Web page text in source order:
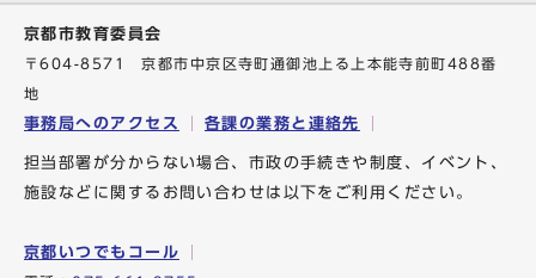
京都市教育委員会
〒604-8571 京都市中京区寺町通御池上る上本能寺前町488番
地
事務局へのアクセス 各課の業務と連絡先
担当部署が分からない場合、市政の手続きや制度、イベント、
施設などに関するお問い合わせは以下をご利用ください。
京都いつでもコール